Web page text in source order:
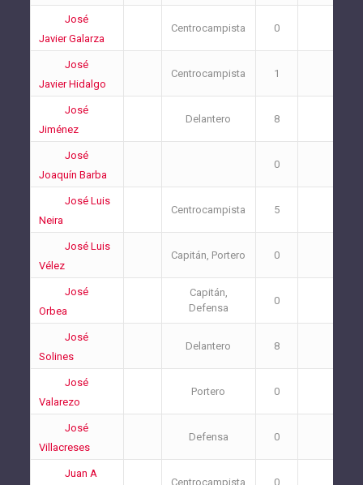
José
Javier Galarza
Centrocampista 0
José
Javier Hidalgo
Centrocampista 1
José
Jiménez
Delantero 8
José
Joaquín Barba
0
José Luis
Neira
Centrocampista 5
José Luis
Vélez
Capitán, Portero 0
José
Orbea
Capitán,
Defensa
0
José
Solines
Delantero 8
José
Valarezo
Portero 0
José
Villacreses
Defensa 0
Juan A
Centrocampista 0